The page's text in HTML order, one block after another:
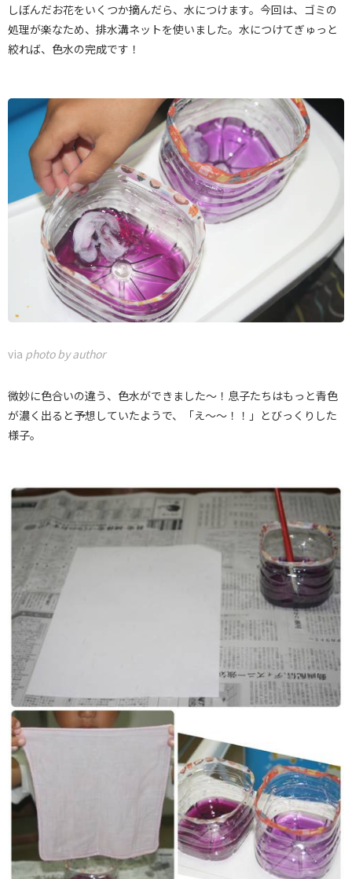
しぼんだお花をいくつか摘んだら、水につけます。今回は、ゴミの
処理が楽なため、排水溝ネットを使いました。水につけてぎゅっと
絞れば、色水の完成です！
via photo by author
微妙に色合いの違う、色水ができました～！息子たちはもっと青色
が濃く出ると予想していたようで、「え～～！！」とびっくりした
様子。